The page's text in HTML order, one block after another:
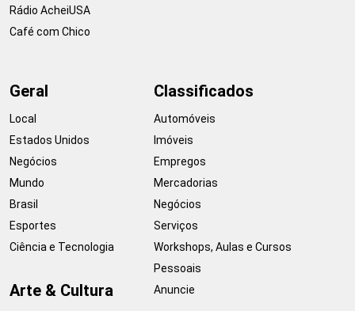
Rádio AcheiUSA
Café com Chico
Geral
Local
Estados Unidos
Negócios
Mundo
Brasil
Esportes
Ciência e Tecnologia
Arte & Cultura
Classificados
Automóveis
Imóveis
Empregos
Mercadorias
Negócios
Serviços
Workshops, Aulas e Cursos
Pessoais
Anuncie